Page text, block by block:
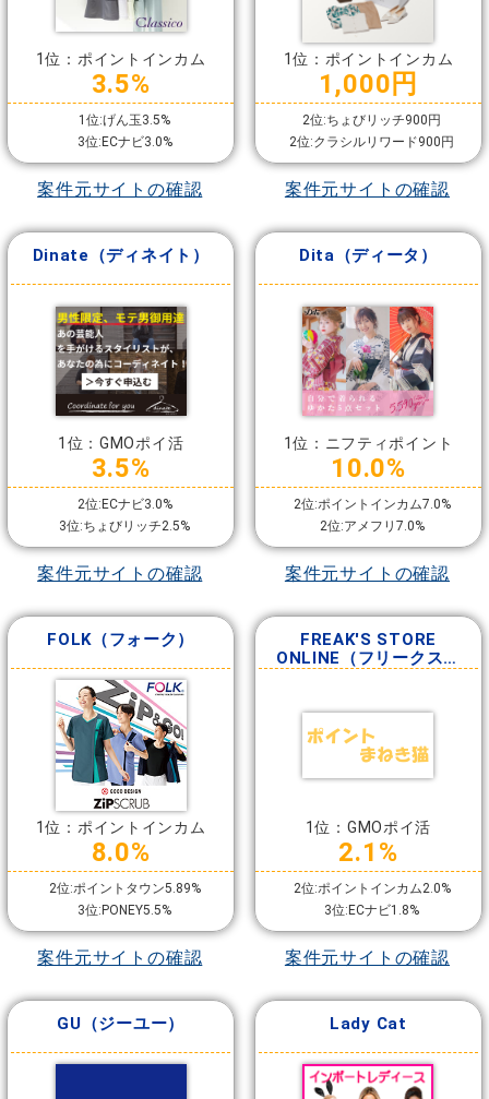
1位：ポイントインカム
3.5%
1位:げん玉3.5%
3位:ECナビ3.0%
案件元サイトの確認
1位：ポイントインカム
1,000円
2位:ちょびリッチ900円
2位:クラシルリワード900円
案件元サイトの確認
Dinate（ディネイト）
1位：GMOポイ活
3.5%
2位:ECナビ3.0%
3位:ちょびリッチ2.5%
案件元サイトの確認
Dita（ディータ）
1位：ニフティポイント
10.0%
2位:ポイントインカム7.0%
2位:アメフリ7.0%
案件元サイトの確認
FOLK（フォーク）
1位：ポイントインカム
8.0%
2位:ポイントタウン5.89%
3位:PONEY5.5%
案件元サイトの確認
FREAK'S STORE
ONLINE（フリークスス
1位：GMOポイ活
2.1%
2位:ポイントインカム2.0%
3位:ECナビ1.8%
案件元サイトの確認
GU（ジーユー） Lady Cat